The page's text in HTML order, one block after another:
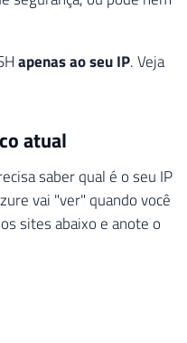
apenas ao seu IP. Veja
atual
saber qual é o seu IP
vai "ver" quando você
sites abaixo e anote o